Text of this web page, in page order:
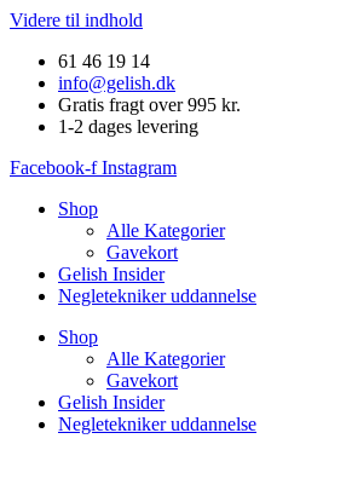
Videre til indhold
61 46 19 14
info@gelish.dk
Gratis fragt over 995 kr.
1-2 dages levering
Facebook-f Instagram
Shop
Alle Kategorier
Gavekort
Gelish Insider
Negletekniker uddannelse
Shop
Alle Kategorier
Gavekort
Gelish Insider
Negletekniker uddannelse